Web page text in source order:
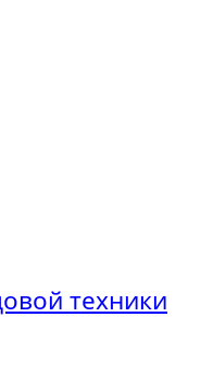
техники